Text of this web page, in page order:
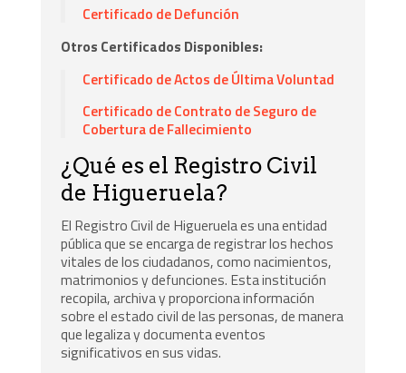
Certificado de Defunción
Otros Certificados Disponibles:
Certificado de Actos de Última Voluntad
Certificado de Contrato de Seguro de
Cobertura de Fallecimiento
¿Qué es el Registro Civil
de Higueruela?
El Registro Civil de Higueruela es una entidad
pública que se encarga de registrar los hechos
vitales de los ciudadanos, como nacimientos,
matrimonios y defunciones. Esta institución
recopila, archiva y proporciona información
sobre el estado civil de las personas, de manera
que legaliza y documenta eventos
significativos en sus vidas.